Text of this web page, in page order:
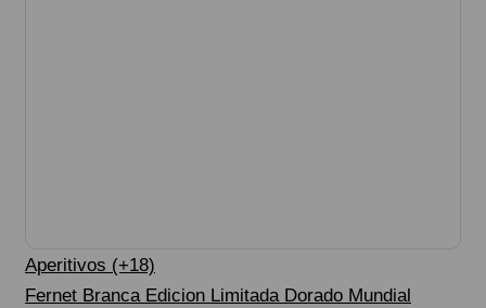
Aperitivos (+18)
Fernet Branca Edicion Limitada Dorado Mundial